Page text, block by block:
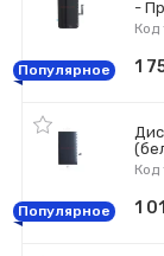
-
Код
Популярное 1
Код
Популярное 1